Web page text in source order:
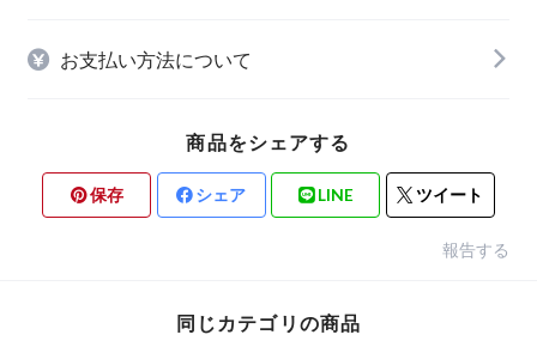
お支払い方法について
商品をシェアする
保存 シェア LINE ツイート
報告する
同じカテゴリの商品